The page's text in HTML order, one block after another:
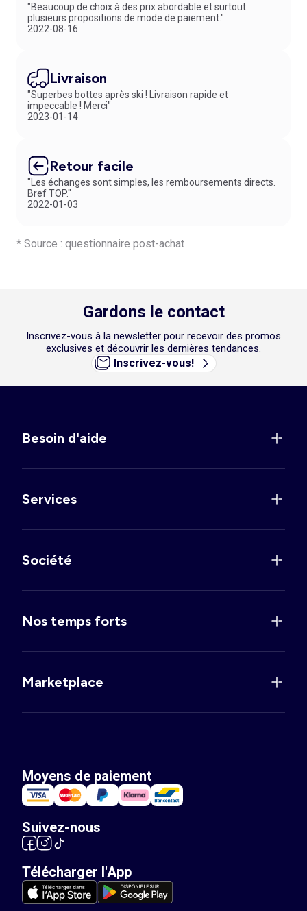
"Beaucoup de choix à des prix abordable et surtout
plusieurs propositions de mode de paiement."
2022-08-16
Livraison
"Superbes bottes après ski ! Livraison rapide et
impeccable ! Merci"
2023-01-14
Retour facile
"Les échanges sont simples, les remboursements directs.
Bref TOP."
2022-01-03
* Source : questionnaire post-achat
Gardons le contact
Inscrivez-vous à la newsletter pour recevoir des promos
exclusives et découvrir les dernières tendances.
Inscrivez-vous!
Besoin d'aide
Services
Société
Nos temps forts
Marketplace
Moyens de paiement
Suivez-nous
Télécharger l'App